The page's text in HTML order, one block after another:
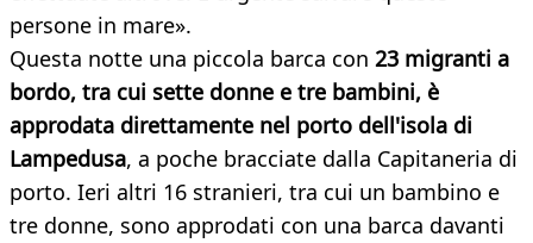
persone in mare».
Questa notte una piccola barca con 23 migranti a
bordo, tra cui sette donne e tre bambini, è
approdata direttamente nel porto dell'isola di
Lampedusa, a poche bracciate dalla Capitaneria di
porto. Ieri altri 16 stranieri, tra cui un bambino e
tre donne, sono approdati con una barca davanti